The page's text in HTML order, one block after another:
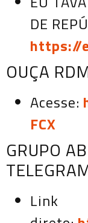
DE
https://
OUÇA
Acesse:
FCX
GRUPO
Link